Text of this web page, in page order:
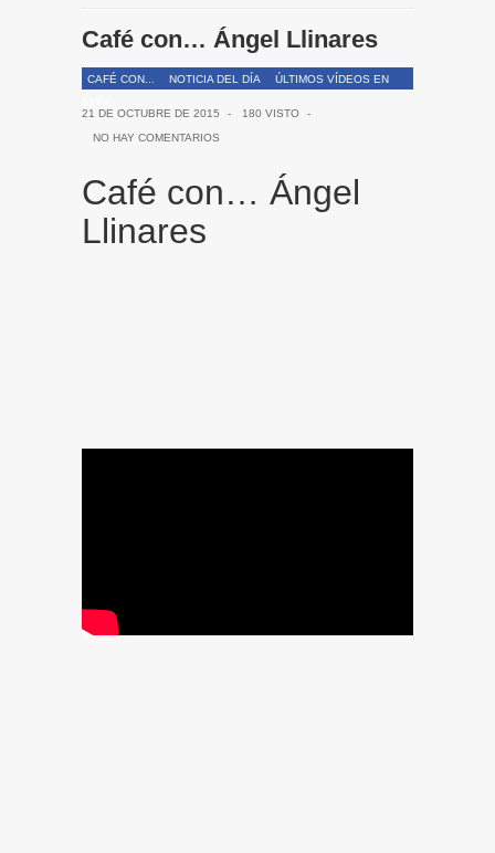
Café con… Ángel Llinares
CAFÉ CON... NOTICIA DEL DÍA
ÚLTIMOS VÍDEOS EN
21 DE OCTUBRE DE 2015
- 180 VISTO
-
NO HAY COMENTARIOS
Café con… Ángel
Llinares